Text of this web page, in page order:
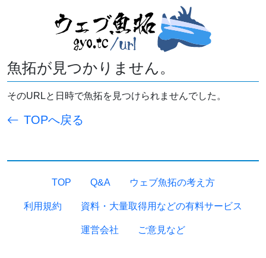
魚拓が見つかりません。
そのURLと日時で魚拓を見つけられませんでした。
TOPへ戻る
TOP Q&A ウェブ魚拓の考え方
利用規約 資料・大量取得用などの有料サービス
運営会社 ご意見など